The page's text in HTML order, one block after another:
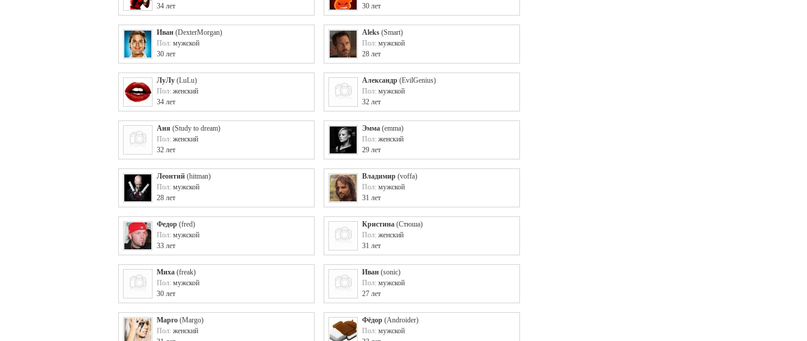
34 лет
30 лет
Иван (DexterMorgan)
Пол: мужской
30 лет
Aleks (Smart)
Пол: мужской
28 лет
ЛуЛу (LuLu)
Пол: женский
34 лет
Александр (EvilGenius)
Пол: мужской
32 лет
Аня (Study to dream)
Пол: женский
32 лет
Эмма (emma)
Пол: женский
29 лет
Леонтий (hitman)
Пол: мужской
28 лет
Владимир (voffa)
Пол: мужской
31 лет
Федор (fred)
Пол: мужской
33 лет
Кристина (Стюша)
Пол: женский
31 лет
Миха (freak)
Пол: мужской
30 лет
Иван (sonic)
Пол: мужской
27 лет
Марго (Margo)
Пол: женский
Фёдор (Androider)
Пол: мужской